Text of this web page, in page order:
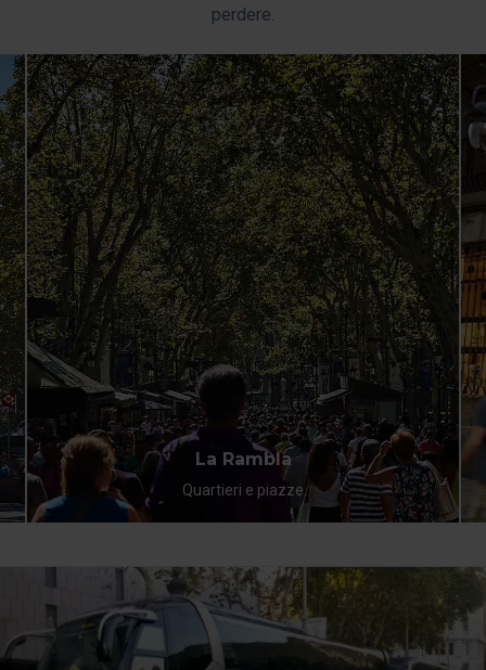
perdere.
La Rambla
Quartieri e piazze